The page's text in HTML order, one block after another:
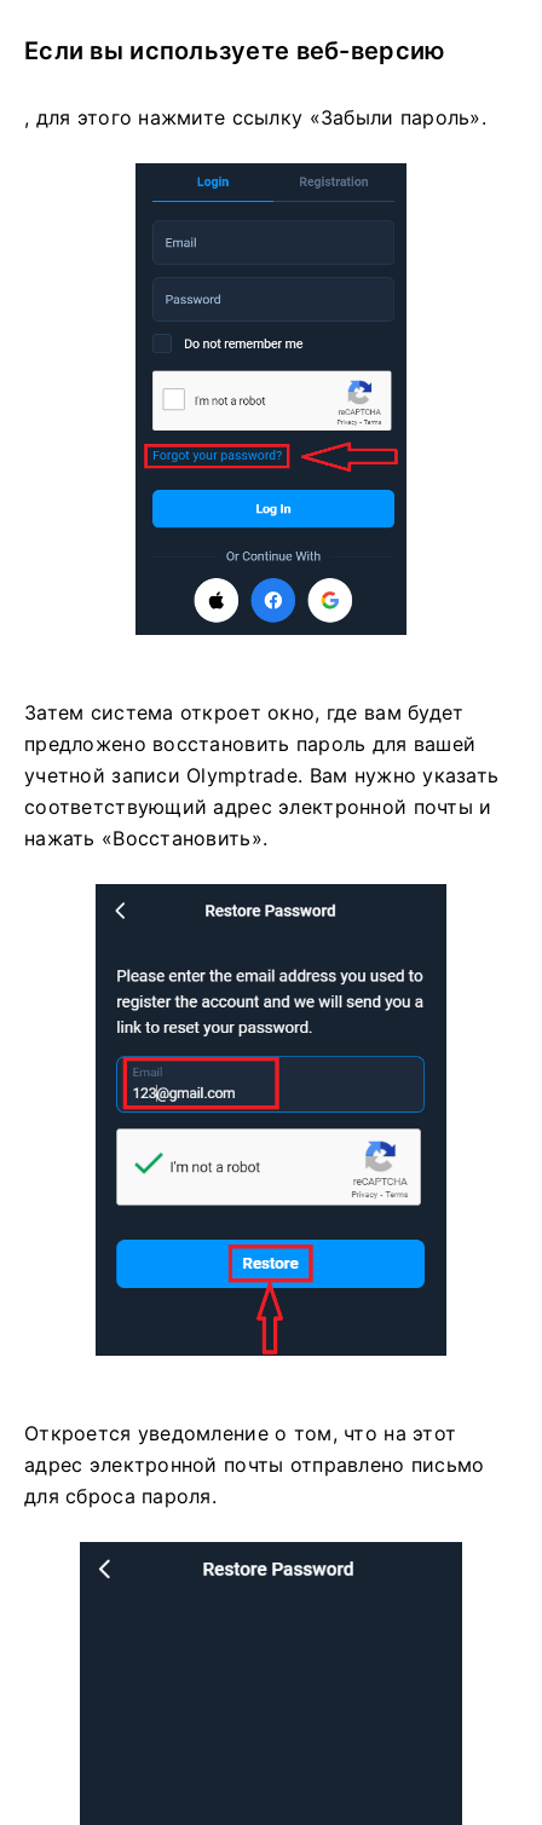
Если вы используете веб-версию
, для этого нажмите ссылку «Забыли пароль».
Затем система откроет окно, где вам будет
предложено восстановить пароль для вашей
учетной записи Olymptrade. Вам нужно указать
соответствующий адрес электронной почты и
нажать «Восстановить».
Откроется уведомление о том, что на этот
адрес электронной почты отправлено письмо
для сброса пароля.